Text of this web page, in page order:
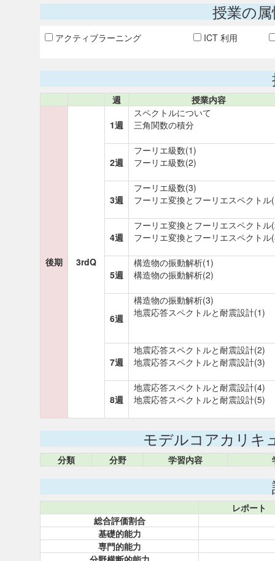
授業の
アクティブラーニング ICT 利用
週 授業内容
後期 3rdQ
1週
スペクトルについて
三角関数の積分
2週
フーリエ級数(1)
フーリエ級数(2)
3週
フーリエ級数(3)
フーリエ変換とフーリエスペクトル
4週
フーリエ変換とフーリエスペクトル
フーリエ変換とフーリエスペクトル
5週
構造物の振動解析(1)
構造物の振動解析(2)
6週
構造物の振動解析(3)
地震応答スペクトルと耐震設計(1)
7週
地震応答スペクトルと耐震設計(2)
地震応答スペクトルと耐震設計(3)
8週
地震応答スペクトルと耐震設計(4)
地震応答スペクトルと耐震設計(5)
モデルコアカリキ
分類 分野 学習内容
レポート
総合評価割合
基礎的能力
専門的能力